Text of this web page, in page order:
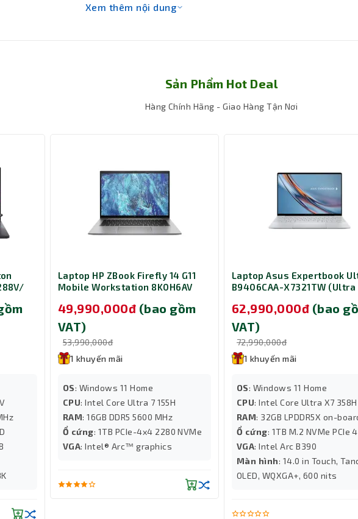
16IAH7H trang bị vi xử lýIntel Core i7-12700H
với 14 nhân 20 luồng, xung nhịp tối đa
Đi kèm là 16GB RAM DDR5 4800MHz (có thể nâng cấp lên 32GB), giúp đa nhiệm
hay làm việc.
đồ họa, dựng phim hay thiết kế 3D.
Xem thêm nội dung
Sản Phẩm Hot Deal
Hàng Chính Hãng - Giao Hàng Tận Nơi
Laptop HP ZBook Firefly 14 G11
Mobile Workstation 8K0H6AV
1TB/ Windows 11 Home/ 14 inch/
3Y/ Bạc)
49,990,000đ (bao gồm
VAT)
53,990,000đ
1 khuyến mãi
OS: Windows 11 Home
CPU: Intel Core Ultra 7 155H
RAM: 16GB DDR5 5600 MHz
Ổ cứng: 1TB PCIe-4x4 2280 NVMe
VGA: Intel® Arc™ graphics
Laptop Asus Expertbook
B9406CAA-X7321TW (Ultra
OLED/ Touch/ Windows 11
Home/ 3Y)
62,990,000đ (bao
VAT)
72,990,000đ
1 khuyến mãi
OS: Windows 11 Home
CPU: Intel Core Ultra X7 358H
RAM: 32GB LPDDR5X on-
Ổ cứng: 1TB M.2 NVMe PCIe
VGA: Intel Arc B390
Màn hình: 14.0 in Touch,
OLED, WQXGA+, 600 nits